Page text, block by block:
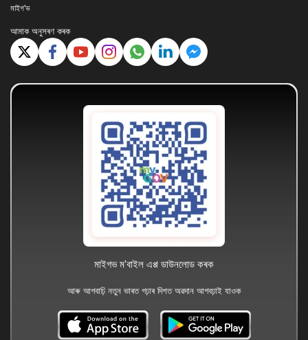
মাইগ'ভ
আমাক অনুসৰণ কৰক
মাইগভ ম'বাইল এপ্প ডাউনলোড কৰক
আৰু আগবাঢ়ি নতুন ভাৰত গঢ়াৰ দিশত অৱদান আগবঢ়াই যাওক